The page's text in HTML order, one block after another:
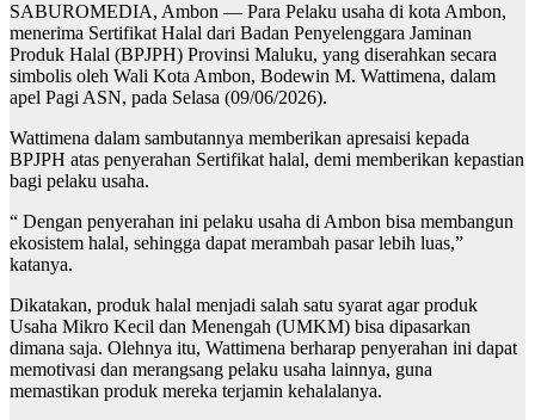
SABUROMEDIA, Ambon — Para Pelaku usaha di kota Ambon,
menerima Sertifikat Halal dari Badan Penyelenggara Jaminan
Produk Halal (BPJPH) Provinsi Maluku, yang diserahkan secara
simbolis oleh Wali Kota Ambon, Bodewin M. Wattimena, dalam
apel Pagi ASN, pada Selasa (09/06/2026).
Wattimena dalam sambutannya memberikan apresaisi kepada
BPJPH atas penyerahan Sertifikat halal, demi memberikan kepastian
bagi pelaku usaha.
“ Dengan penyerahan ini pelaku usaha di Ambon bisa membangun
ekosistem halal, sehingga dapat merambah pasar lebih luas,”
katanya.
Dikatakan, produk halal menjadi salah satu syarat agar produk
Usaha Mikro Kecil dan Menengah (UMKM) bisa dipasarkan
dimana saja. Olehnya itu, Wattimena berharap penyerahan ini dapat
memotivasi dan merangsang pelaku usaha lainnya, guna
memastikan produk mereka terjamin kehalalanya.